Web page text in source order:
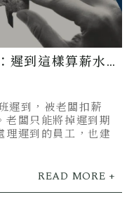
遲到這樣算薪水才
遲到，被老闆扣薪
老闆只能將掉遲到期
理遲到的員工，也建